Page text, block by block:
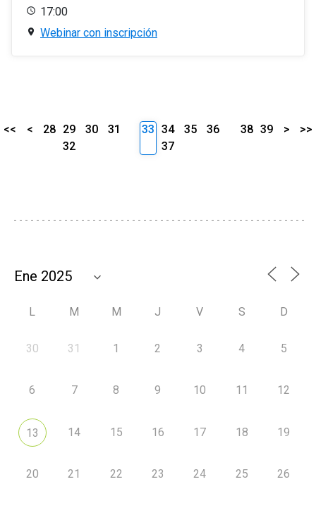
17:00
Webinar con inscripción
<< < 28 29 30
31
32
33 34 35
36
37
38 39 > >>
L M M J V S D
30 31 1 2 3 4 5
6 7 8 9 10 11 12
13 14 15 16 17 18 19
20 21 22 23 24 25 26